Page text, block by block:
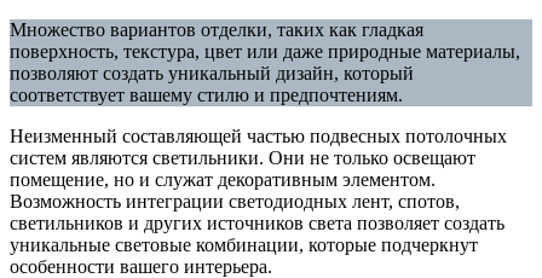
Множество вариантов отделки, таких как гладкая
поверхность, текстура, цвет или даже природные материалы,
позволяют создать уникальный дизайн, который
соответствует вашему стилю и предпочтениям.
Неизменный составляющей частью подвесных потолочных
систем являются светильники. Они не только освещают
помещение, но и служат декоративным элементом.
Возможность интеграции светодиодных лент, спотов,
светильников и других источников света позволяет создать
уникальные световые комбинации, которые подчеркнут
особенности вашего интерьера.